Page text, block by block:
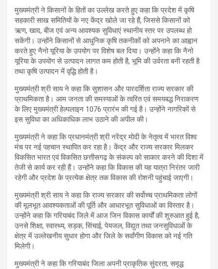
मुख्यमंत्री ने किसानों के हितों का उल्लेख करते हुए कहा कि प्रदेश में कृषि
सहकारी साख समितियों के नए केंद्र खोले जा रहे हैं, जिससे किसानों को
ऋण, खाद, बीज एवं अन्य आवश्यक सुविधाएं स्थानीय स्तर पर उपलब्ध हो
सकेंगी। उन्होंने किसानों से आधुनिक कृषि तकनीकों को अपनाने का आह्वान
करते हुए नैनो यूरिया के उपयोग पर विशेष बल दिया। उन्होंने कहा कि नैनो
यूरिया के उपयोग से उत्पादन लागत कम होती है, भूमि की उर्वरता बनी रहती है
तथा कृषि उत्पादन में वृद्धि होती है।
मुख्यमंत्री श्री साय ने कहा कि सुशासन और पारदर्शिता राज्य सरकार की
प्राथमिकता है। आम जनता की समस्याओं के त्वरित एवं समयबद्ध निराकरण
के लिए मुख्यमंत्री हेल्पलाइन 1076 प्रारंभ की गई है। उन्होंने नागरिकों से
इस सुविधा का अधिकाधिक लाभ उठाने की अपील की।
मुख्यमंत्री ने कहा कि प्रधानमंत्री श्री नरेंद्र मोदी के नेतृत्व में भारत विश्व
मंच पर नई पहचान स्थापित कर रहा है। केंद्र और राज्य सरकार मिलकर
विकसित भारत एवं विकसित छत्तीसगढ़ के संकल्प को साकार करने की दिशा में
तेजी से कार्य कर रही हैं। उन्होंने कहा कि विकास की यह यात्रा निरंतर जारी
रहेगी और प्रदेश के प्रत्येक क्षेत्र तक विकास की रोशनी पहुंचाई जाएगी।
मुख्यमंत्री श्री साय ने कहा कि राज्य सरकार की सर्वोच्च प्राथमिकता लोगों
की मूलभूत आवश्यकताओं की पूर्ति और आधारभूत सुविधाओं का विस्तार है।
उन्होंने कहा कि गरियाबंद जिले में आज जिन विकास कार्यों की शुरुआत हुई है,
उनसे शिक्षा, स्वास्थ्य, सड़क, सिंचाई, पेयजल, विद्युत तथा जनसुविधाओं के
क्षेत्र में उल्लेखनीय सुधार होगा और जिले के सर्वांगीण विकास को नई गति
मिलेगी।
मुख्यमंत्री ने कहा कि गरियाबंद जिला अपनी प्राकृतिक सुंदरता, समृद्ध